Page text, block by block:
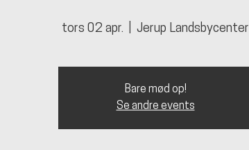
tors 02 apr. Jerup Landsbycenter
Bare mød op!
Se andre events